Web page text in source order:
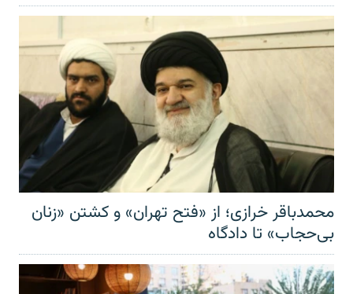
محمدباقر خرازی؛ از «فتح تهران» و کشتن «زنان
بی‌حجاب» تا دادگاه